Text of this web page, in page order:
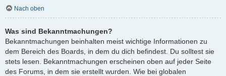
Nach oben
Was sind Bekanntmachungen?
Bekanntmachungen beinhalten meist wichtige Informationen zu
dem Bereich des Boards, in dem du dich befindest. Du solltest sie
stets lesen. Bekanntmachungen erscheinen oben auf jeder Seite
des Forums, in dem sie erstellt wurden. Wie bei globalen